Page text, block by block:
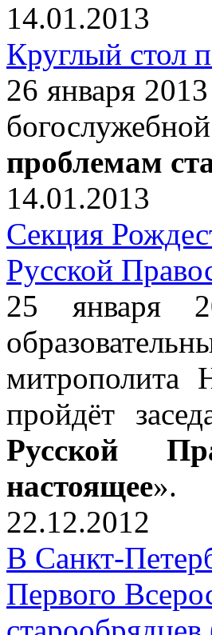
14.01.2013
Круглый стол
26 января
проблемам
14.01.2013
Секция
Русской
25 января
митрополита
пройдёт
Русской
настоящее».
22.12.2012
В Санкт-
Первого